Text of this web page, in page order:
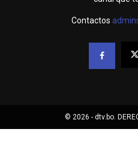
Contactos
© 2026 - dtv.bo.